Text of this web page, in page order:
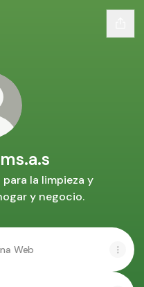
la limpieza y
y negocio.
Web